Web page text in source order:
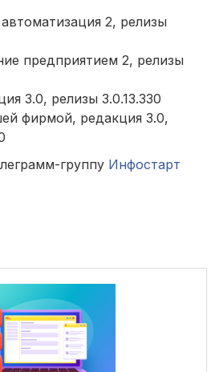
2, релизы
предприятием 2, релизы
3.0, релизы 3.0.13.330
фирмой, редакция 3.0,
группу Инфостарт